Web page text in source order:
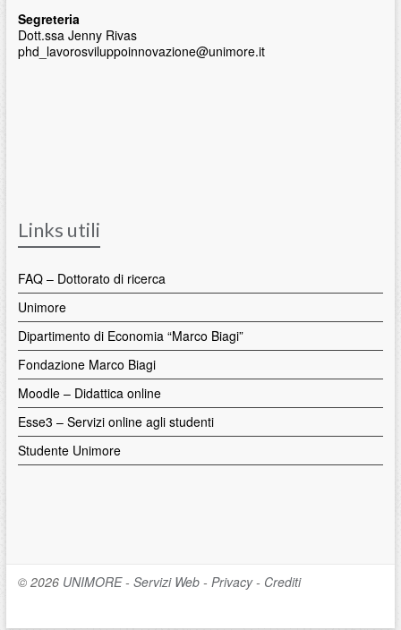
Segreteria
Dott.ssa Jenny Rivas
phd_lavorosviluppoinnovazione@unimore.it
Links utili
FAQ – Dottorato di ricerca
Unimore
Dipartimento di Economia “Marco Biagi”
Fondazione Marco Biagi
Moodle – Didattica online
Esse3 – Servizi online agli studenti
Studente Unimore
© 2026 UNIMORE- Servizi Web- Privacy- Crediti